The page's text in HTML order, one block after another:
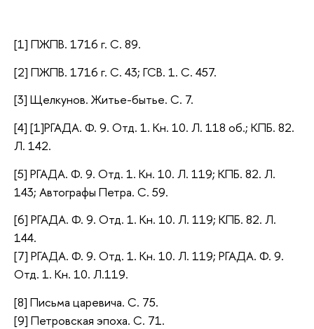
[1] ПЖПВ. 1716 г. С. 89.
[2] ПЖПВ. 1716 г. С. 43; ГСВ. 1. С. 457.
[3] Щелкунов. Житье-бытье. С. 7.
[4] [1]РГАДА. Ф. 9. Отд. 1. Кн. 10. Л. 118 об.; КПБ. 82.
Л. 142.
[5] РГАДА. Ф. 9. Отд. 1. Кн. 10. Л. 119; КПБ. 82. Л.
143; Автографы Петра. С. 59.
[6] РГАДА. Ф. 9. Отд. 1. Кн. 10. Л. 119; КПБ. 82. Л.
144.
[7] РГАДА. Ф. 9. Отд. 1. Кн. 10. Л. 119; РГАДА. Ф. 9.
Отд. 1. Кн. 10. Л.119.
[8] Письма царевича. С. 75.
[9] Петровская эпоха. С. 71.